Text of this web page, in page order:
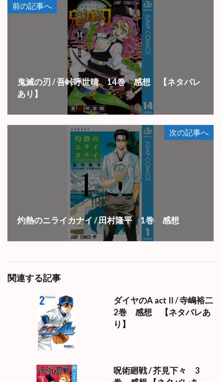
前の記事へ
鬼滅の刃 / 吾峠呼世晴 14巻 感想 【ネタバレ
あり】
次の記事へ
灼熱のニライカナイ / 田村隆平 1巻 感想
関連する記事
ダイヤのA actⅡ/ 寺嶋裕二
2巻 感想 【ネタバレあ
り】
呪術廻戦 / 芥見下々 3